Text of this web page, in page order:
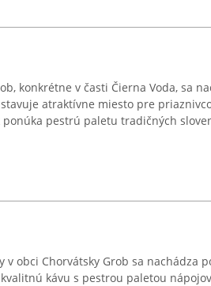
konkrétne v časti Čierna Voda, sa
atraktívne miesto pre
pestrú paletu tradičných
v obci Chorvátsky Grob sa nachádza
kávu s pestrou paletou